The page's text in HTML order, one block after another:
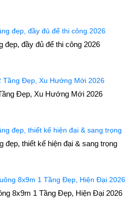
đẹp, đầy đủ để thi công 2026
Đẹp, Xu Hướng Mới 2026
đẹp, thiết kế hiện đại & sang trọng
8x9m 1 Tầng Đẹp, Hiện Đại 2026